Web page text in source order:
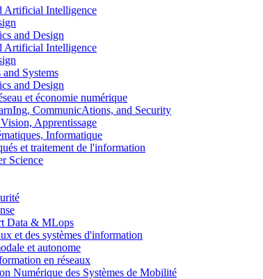
Intelligence
and Design
Intelligence
Systems
and Design
et économie numérique
CommunicAtions, and Security
Apprentissage
Informatique
et traitement de l'information
Science
Data & MLops
et des systèmes d'information
et autonome
en réseaux
Numérique des Systèmes de Mobilité